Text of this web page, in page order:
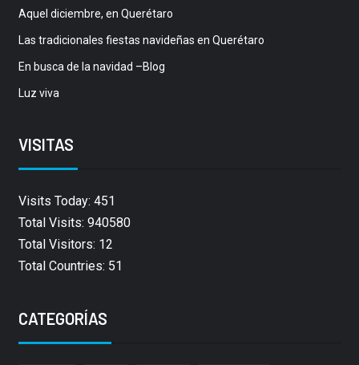
Aquel diciembre, en Querétaro
Las tradicionales fiestas navideñas en Querétaro
En busca de la navidad –Blog
Luz viva
VISITAS
Visits Today: 451
Total Visits: 940580
Total Visitors: 12
Total Countries: 51
CATEGORÍAS